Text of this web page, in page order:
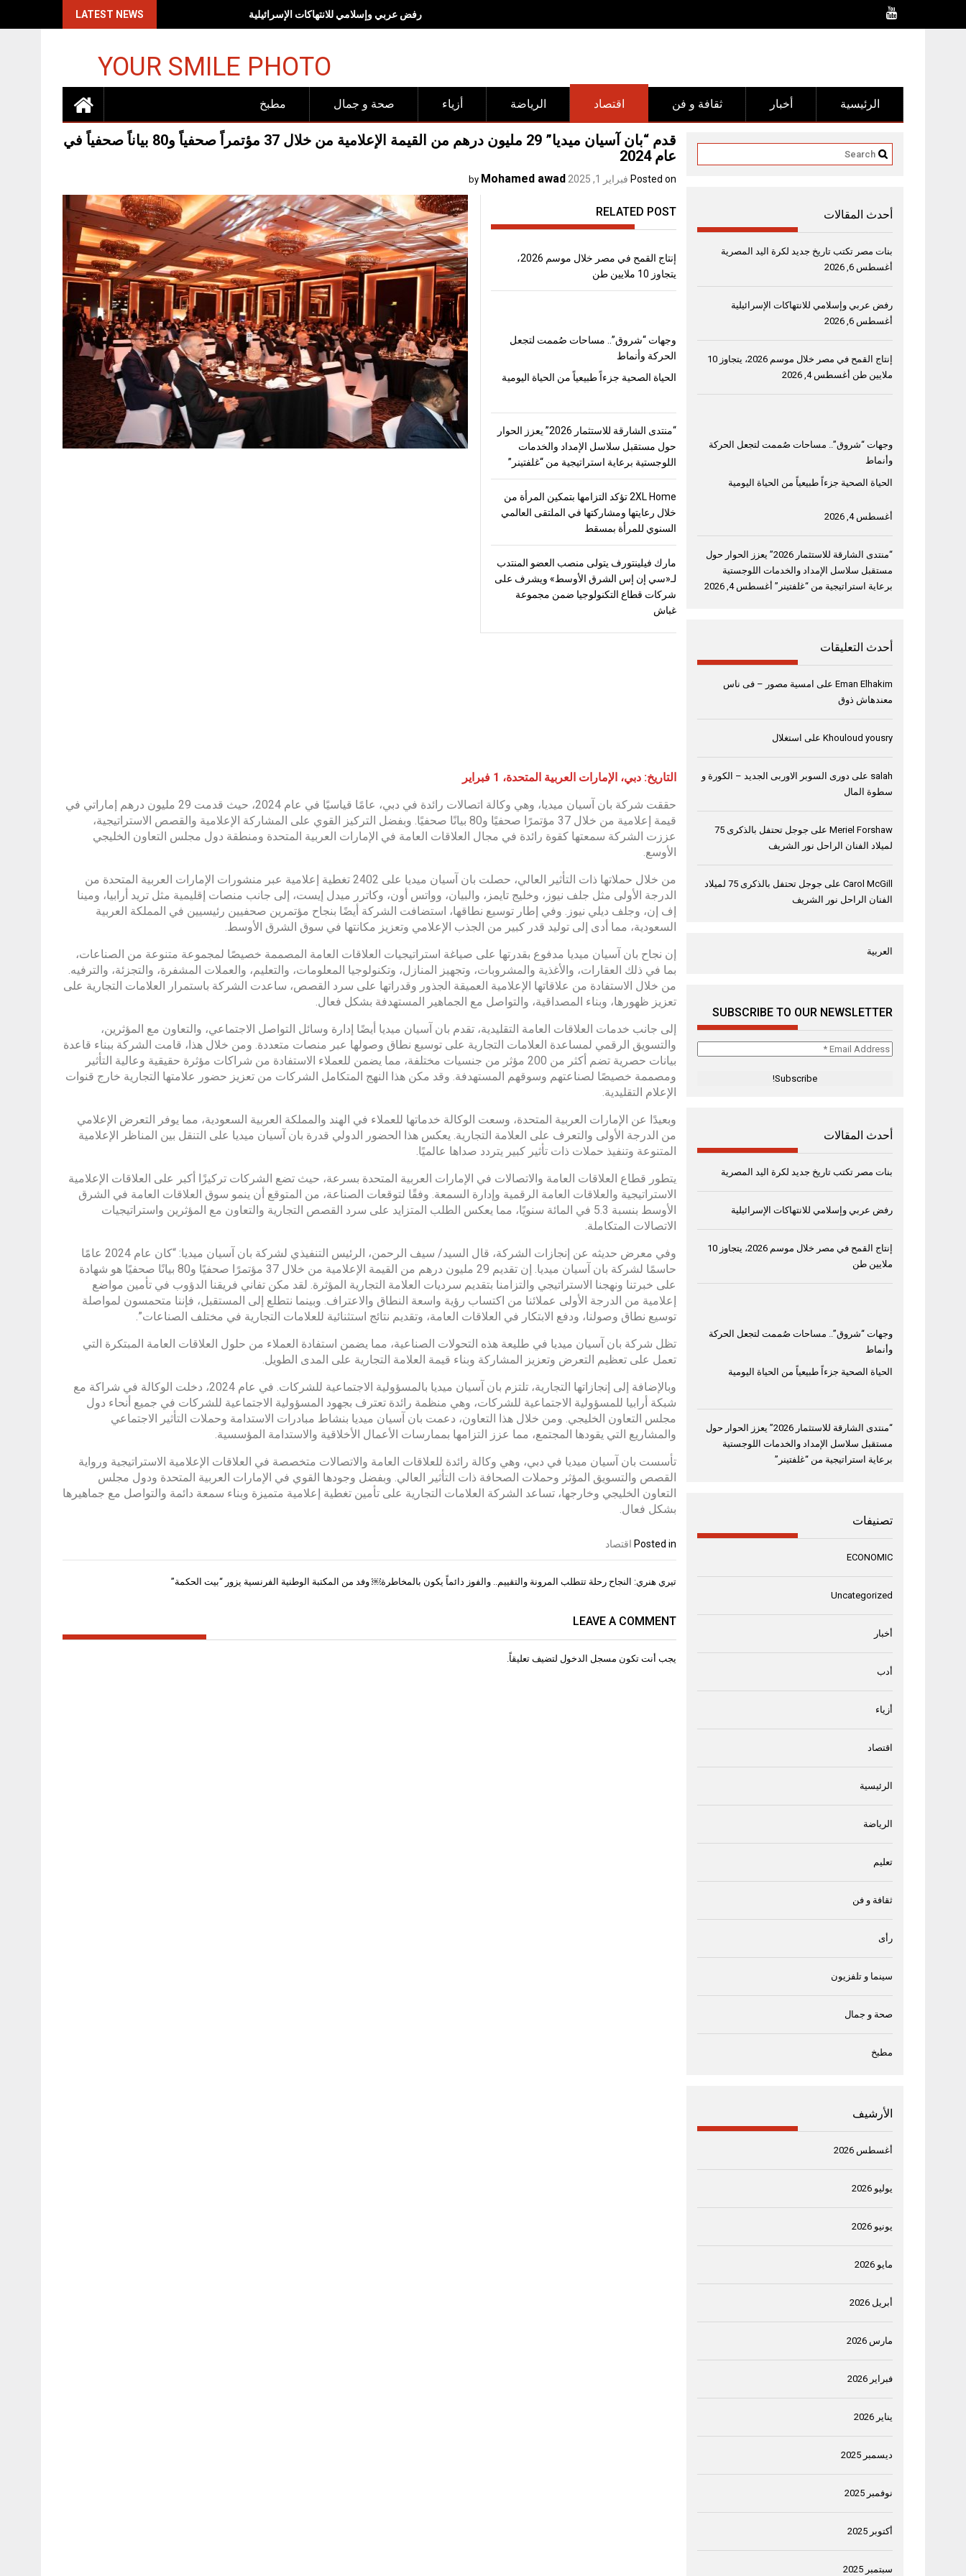
LATEST NEWS رفض عربي وإسلامي للانتهاكات الإسرائيلية
YOUR SMILE PHOTO
مطبخ صحة و جمال أزياء الرياضة اقتصاد ثقافة و فن أخبار الرئيسية
قدم “بان آسيان ميديا” 29 مليون درهم من القيمة الإعلامية من خلال 37 مؤتمراً صحفياً و80 بياناً صحفياً في
عام 2024
Posted on فبراير 1, 2025 by
Mohamed awad
RELATED POST
إنتاج القمح في مصر خلال موسم 2026،
يتجاوز 10 ملايين طن
وجهات “شروق”.. مساحات صُممت لتجعل
الحركة وأنماط
الحياة الصحية جزءاً طبيعياً من الحياة اليومية
“منتدى الشارقة للاستثمار 2026” يعزز الحوار
حول مستقبل سلاسل الإمداد والخدمات
اللوجستية برعاية استراتيجية من “غلفتينر”
2XL Home تؤكد التزامها بتمكين المرأة من
خلال رعايتها ومشاركتها في الملتقى العالمي
السنوي للمرأة بمسقط
مارك فيلينتورف يتولى منصب العضو المنتدب
لـ«سي إن إس الشرق الأوسط» ويشرف على
شركات قطاع التكنولوجيا ضمن مجموعة
غباش
التاريخ: دبي، الإمارات العربية المتحدة، 1 فبراير
حققت شركة بان آسيان ميديا، وهي وكالة اتصالات رائدة في دبي، عامًا قياسيًا في عام 2024، حيث قدمت 29 مليون درهم إماراتي في
قيمة إعلامية من خلال 37 مؤتمرًا صحفيًا و80 بيانًا صحفيًا. وبفضل التركيز القوي على المشاركة الإعلامية والقصص الاستراتيجية،
عززت الشركة سمعتها كقوة رائدة في مجال العلاقات العامة في الإمارات العربية المتحدة ومنطقة دول مجلس التعاون الخليجي
الأوسع.
من خلال حملاتها ذات التأثير العالي، حصلت بان آسيان ميديا ​​على 2402 تغطية إعلامية عبر منشورات الإمارات العربية المتحدة من
الدرجة الأولى مثل جلف نيوز، وخليج تايمز، والبيان، وواتس أون، وكاترر ميدل إيست، إلى جانب منصات إقليمية مثل تريد أرابيا، ومينا
إف إن، وجلف ديلي نيوز. وفي إطار توسيع نطاقها، استضافت الشركة أيضًا بنجاح مؤتمرين صحفيين رئيسيين في المملكة العربية
السعودية، مما أدى إلى توليد قدر كبير من الجذب الإعلامي وتعزيز مكانتها في سوق الشرق الأوسط.
إن نجاح بان آسيان ميديا ​​مدفوع بقدرتها على صياغة استراتيجيات العلاقات العامة المصممة خصيصًا لمجموعة متنوعة من الصناعات،
بما في ذلك العقارات، والأغذية والمشروبات، وتجهيز المنازل، وتكنولوجيا المعلومات، والتعليم، والعملات المشفرة، والتجزئة، والترفيه.
من خلال الاستفادة من علاقاتها الإعلامية العميقة الجذور وقدراتها على سرد القصص، ساعدت الشركة باستمرار العلامات التجارية على
تعزيز ظهورها، وبناء المصداقية، والتواصل مع الجماهير المستهدفة بشكل فعال.
إلى جانب خدمات العلاقات العامة التقليدية، تقدم بان آسيان ميديا ​​أيضًا إدارة وسائل التواصل الاجتماعي، والتعاون مع المؤثرين،
والتسويق الرقمي لمساعدة العلامات التجارية على توسيع نطاق وصولها عبر منصات متعددة. ومن خلال هذا، قامت الشركة ببناء قاعدة
بيانات حصرية تضم أكثر من 200 مؤثر من جنسيات مختلفة، مما يضمن للعملاء الاستفادة من شراكات مؤثرة حقيقية وعالية التأثير
ومصممة خصيصًا لصناعتهم وسوقهم المستهدفة. وقد مكن هذا النهج المتكامل الشركات من تعزيز حضور علامتها التجارية خارج قنوات
الإعلام التقليدية.
وبعيدًا عن الإمارات العربية المتحدة، وسعت الوكالة خدماتها للعملاء في الهند والمملكة العربية السعودية، مما يوفر التعرض الإعلامي
من الدرجة الأولى والتعرف على العلامة التجارية. يعكس هذا الحضور الدولي قدرة بان آسيان ميديا ​​على التنقل بين المناظر الإعلامية
المتنوعة وتنفيذ حملات ذات تأثير كبير يتردد صداها عالميًا.
يتطور قطاع العلاقات العامة والاتصالات في الإمارات العربية المتحدة بسرعة، حيث تضع الشركات تركيزًا أكبر على العلاقات الإعلامية
الاستراتيجية والعلاقات العامة الرقمية وإدارة السمعة. وفقًا لتوقعات الصناعة، من المتوقع أن ينمو سوق العلاقات العامة في الشرق
الأوسط بنسبة 5.3 في المائة سنويًا، مما يعكس الطلب المتزايد على سرد القصص التجارية والتعاون مع المؤثرين واستراتيجيات
الاتصالات المتكاملة.
وفي معرض حديثه عن إنجازات الشركة، قال السيد/ سيف الرحمن، الرئيس التنفيذي لشركة بان آسيان ميديا: “كان عام 2024 عامًا
حاسمًا لشركة بان آسيان ميديا. إن تقديم 29 مليون درهم من القيمة الإعلامية من خلال 37 مؤتمرًا صحفيًا و80 بيانًا صحفيًا هو شهادة
على خبرتنا ونهجنا الاستراتيجي والتزامنا بتقديم سرديات العلامة التجارية المؤثرة. لقد مكن تفاني فريقنا الدؤوب في تأمين مواضع
إعلامية من الدرجة الأولى عملائنا من اكتساب رؤية واسعة النطاق والاعتراف. وبينما نتطلع إلى المستقبل، فإننا متحمسون لمواصلة
توسيع نطاق وصولنا، ودفع الابتكار في العلاقات العامة، وتقديم نتائج استثنائية للعلامات التجارية في مختلف الصناعات”.
تظل شركة بان آسيان ميديا ​​في طليعة هذه التحولات الصناعية، مما يضمن استفادة العملاء من حلول العلاقات العامة المبتكرة التي
تعمل على تعظيم التعرض وتعزيز المشاركة وبناء قيمة العلامة التجارية على المدى الطويل.
وبالإضافة إلى إنجازاتها التجارية، تلتزم بان آسيان ميديا ​​بالمسؤولية الاجتماعية للشركات. في عام 2024، دخلت الوكالة في شراكة مع
شبكة أرابيا للمسؤولية الاجتماعية للشركات، وهي منظمة رائدة تعترف بجهود المسؤولية الاجتماعية للشركات في جميع أنحاء دول
مجلس التعاون الخليجي. ومن خلال هذا التعاون، دعمت بان آسيان ميديا ​​بنشاط مبادرات الاستدامة وحملات التأثير الاجتماعي
والمشاريع التي يقودها المجتمع، مما عزز التزامها بممارسات الأعمال الأخلاقية والاستدامة المؤسسية.
تأسست بان آسيان ميديا ​​في دبي، وهي وكالة رائدة للعلاقات العامة والاتصالات متخصصة في العلاقات الإعلامية الاستراتيجية ورواية
القصص والتسويق المؤثر وحملات الصحافة ذات التأثير العالي. وبفضل وجودها القوي في الإمارات العربية المتحدة ودول مجلس
التعاون الخليجي وخارجها، تساعد الشركة العلامات التجارية على تأمين تغطية إعلامية متميزة وبناء سمعة دائمة والتواصل مع جماهيرها
بشكل فعال.
Posted in اقتصاد
تصفّح
وفد من المكتبة الوطنية الفرنسية يزور “بيت الحكمة” تيري هنري: النجاح رحلة تتطلب المرونة والتقييم.. والفوز دائماً يكون بالمخاطرة￼
LEAVE A COMMENT
يجب أنت تكون مسجل الدخول لتضيف تعليقاً.
أحدث المقالات
بنات مصر تكتب تاريخ جديد لكرة اليد المصرية
أغسطس 6, 2026
رفض عربي وإسلامي للانتهاكات الإسرائيلية
أغسطس 6, 2026
إنتاج القمح في مصر خلال موسم 2026، يتجاوز 10
ملايين طن أغسطس 4, 2026
وجهات “شروق”.. مساحات صُممت لتجعل الحركة
وأنماط
الحياة الصحية جزءاً طبيعياً من الحياة اليومية
أغسطس 4, 2026
“منتدى الشارقة للاستثمار 2026” يعزز الحوار حول
مستقبل سلاسل الإمداد والخدمات اللوجستية
برعاية استراتيجية من “غلفتينر” أغسطس 4, 2026
أحدث التعليقات
Eman Elhakim على امسية مصور – فى ناس
معندهاش ذوق
Khouloud yousry على استغلال
salah على دورى السوبر الاوربى الجديد – الكورة و
سطوة المال
Meriel Forshaw على
جوجل تحتفل بالذكرى 75
لميلاد الفنان الراحل نور الشريف
Carol McGill على
جوجل تحتفل بالذكرى 75 لميلاد
الفنان الراحل نور الشريف
العربية
SUBSCRIBE TO OUR NEWSLETTER
Email
أحدث المقالات
بنات مصر تكتب تاريخ جديد لكرة اليد المصرية
رفض عربي وإسلامي للانتهاكات الإسرائيلية
إنتاج القمح في مصر خلال موسم 2026، يتجاوز 10
ملايين طن
وجهات “شروق”.. مساحات صُممت لتجعل الحركة
وأنماط
الحياة الصحية جزءاً طبيعياً من الحياة اليومية
“منتدى الشارقة للاستثمار 2026” يعزز الحوار حول
مستقبل سلاسل الإمداد والخدمات اللوجستية
برعاية استراتيجية من “غلفتينر”
تصنيفات
ECONOMIC
Uncategorized
أخبار
أدب
أزياء
اقتصاد
الرئيسية
الرياضة
تعليم
ثقافة و فن
رأى
سينما و تلفزيون
صحة و جمال
مطبخ
الأرشيف
أغسطس 2026
يوليو 2026
يونيو 2026
مايو 2026
أبريل 2026
مارس 2026
فبراير 2026
يناير 2026
ديسمبر 2025
نوفمبر 2025
أكتوبر 2025
سبتمبر 2025